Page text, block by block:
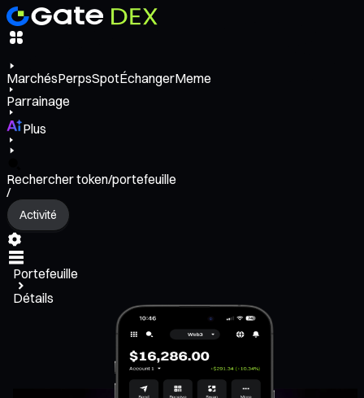
MarchésPerpsSpotÉchangerMeme
Parrainage
Plus
Rechercher token/portefeuille
/
Activité
Portefeuille
Détails